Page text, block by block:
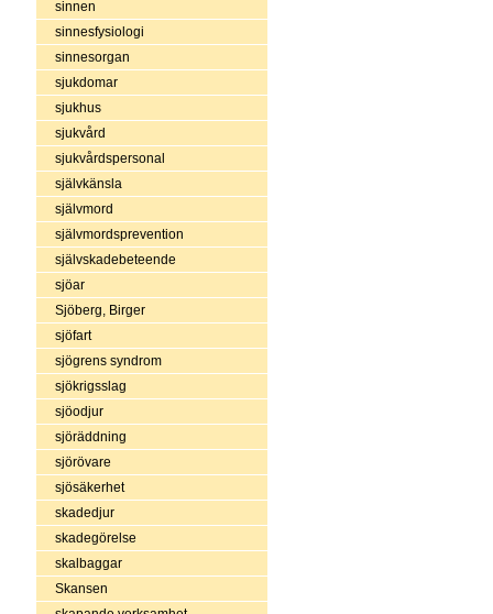
sinnen
sinnesfysiologi
sinnesorgan
sjukdomar
sjukhus
sjukvård
sjukvårdspersonal
självkänsla
självmord
självmordsprevention
självskadebeteende
sjöar
Sjöberg, Birger
sjöfart
sjögrens syndrom
sjökrigsslag
sjöodjur
sjöräddning
sjörövare
sjösäkerhet
skadedjur
skadegörelse
skalbaggar
Skansen